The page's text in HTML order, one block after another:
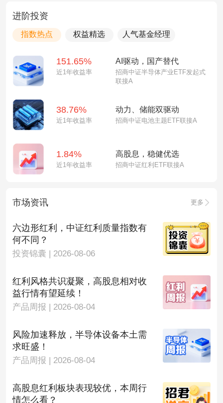
进阶投资
指数热点 权益精选 人气基金经理
151.65%
近1年收益率
AI驱动，国产替代
招商中证半导体产业ETF发起式
联接A
38.76%
近1年收益率
动力、储能双驱动
招商中证电池主题ETF联接A
1.84%
近1年收益率
高股息，稳健优选
招商中证红利ETF联接A
市场资讯 更多
六边形红利，中证红利质量指数有
何不同？
投资锦囊 | 2026-08-06
红利风格共识凝聚，高股息相对收
益行情有望延续！
产品周报 | 2026-08-04
风险加速释放，半导体设备本土需
求旺盛！
产品周报 | 2026-08-04
高股息红利板块表现较优，本周行
情怎么看？